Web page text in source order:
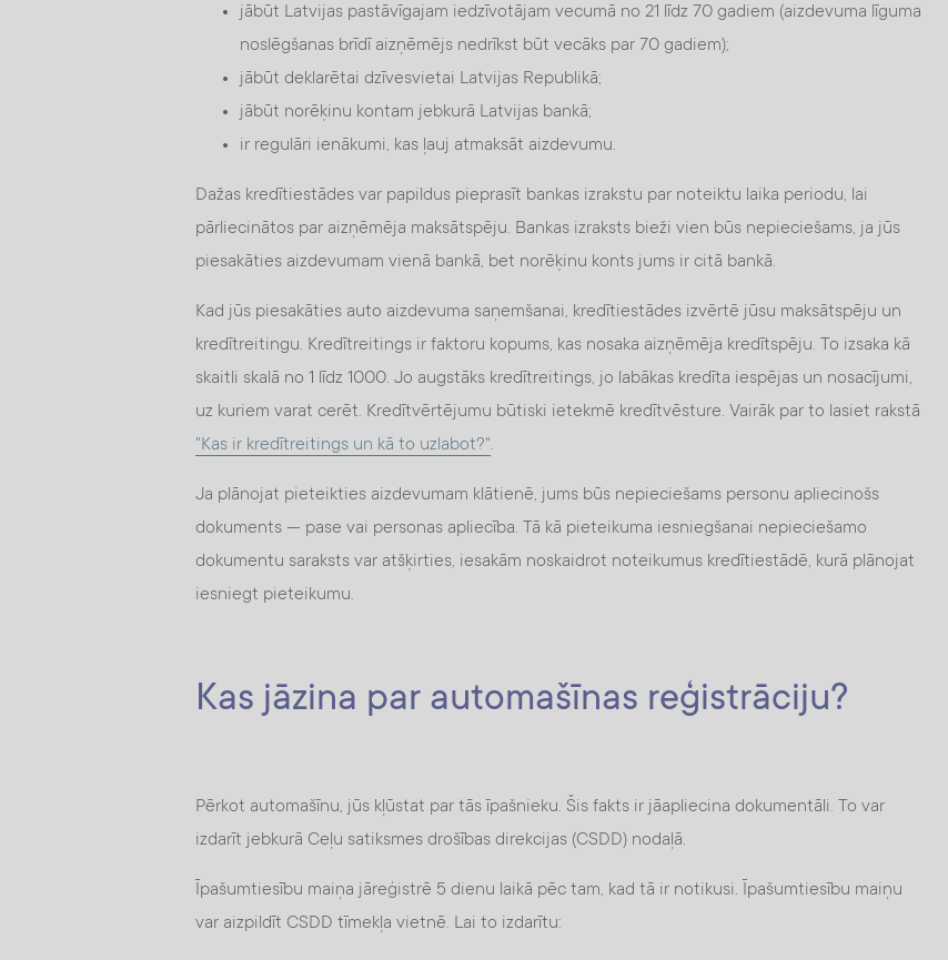
jābūt Latvijas pastāvīgajam iedzīvotājam vecumā no 21 līdz 70 gadiem (aizdevuma līguma
noslēgšanas brīdī aizņēmējs nedrīkst būt vecāks par 70 gadiem);
jābūt deklarētai dzīvesvietai Latvijas Republikā;
jābūt norēķinu kontam jebkurā Latvijas bankā;
ir regulāri ienākumi, kas ļauj atmaksāt aizdevumu.
Dažas kredītiestādes var papildus pieprasīt bankas izrakstu par noteiktu laika periodu, lai
pārliecinātos par aizņēmēja maksātspēju. Bankas izraksts bieži vien būs nepieciešams, ja jūs
piesakāties aizdevumam vienā bankā, bet norēķinu konts jums ir citā bankā.
Kad jūs piesakāties auto aizdevuma saņemšanai, kredītiestādes izvērtē jūsu maksātspēju un
kredītreitingu. Kredītreitings ir faktoru kopums, kas nosaka aizņēmēja kredītspēju. To izsaka kā
skaitli skalā no 1 līdz 1000. Jo augstāks kredītreitings, jo labākas kredīta iespējas un nosacījumi,
uz kuriem varat cerēt. Kredītvērtējumu būtiski ietekmē kredītvēsture. Vairāk par to lasiet rakstā
"Kas ir kredītreitings un kā to uzlabot?".
Ja plānojat pieteikties aizdevumam klātienē, jums būs nepieciešams personu apliecinošs
dokuments — pase vai personas apliecība. Tā kā pieteikuma iesniegšanai nepieciešamo
dokumentu saraksts var atšķirties, iesakām noskaidrot noteikumus kredītiestādē, kurā plānojat
iesniegt pieteikumu.
Kas jāzina par automašīnas reģistrāciju?
Pērkot automašīnu, jūs kļūstat par tās īpašnieku. Šis fakts ir jāapliecina dokumentāli. To var
izdarīt jebkurā Ceļu satiksmes drošības direkcijas (CSDD) nodaļā.
Īpašumtiesību maiņa jāreģistrē 5 dienu laikā pēc tam, kad tā ir notikusi. Īpašumtiesību maiņu
var aizpildīt CSDD tīmekļa vietnē. Lai to izdarītu: